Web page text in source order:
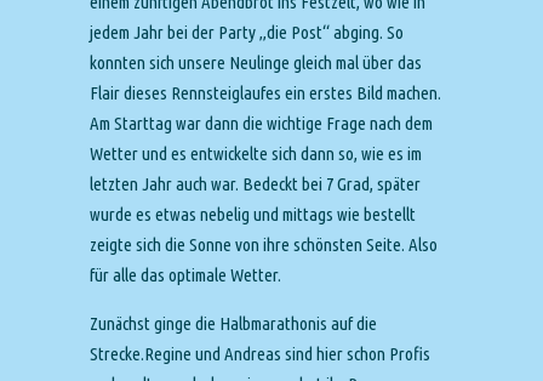
jedem Jahr bei der Party „die Post“ abging. So
konnten sich unsere Neulinge gleich mal über das
Flair dieses Rennsteiglaufes ein erstes Bild machen.
Am Starttag war dann die wichtige Frage nach dem
Wetter und es entwickelte sich dann so, wie es im
letzten Jahr auch war. Bedeckt bei 7 Grad, später
wurde es etwas nebelig und mittags wie bestellt
zeigte sich die Sonne von ihre schönsten Seite. Also
für alle das optimale Wetter.
Zunächst ginge die Halbmarathonis auf die
Strecke.Regine und Andreas sind hier schon Profis